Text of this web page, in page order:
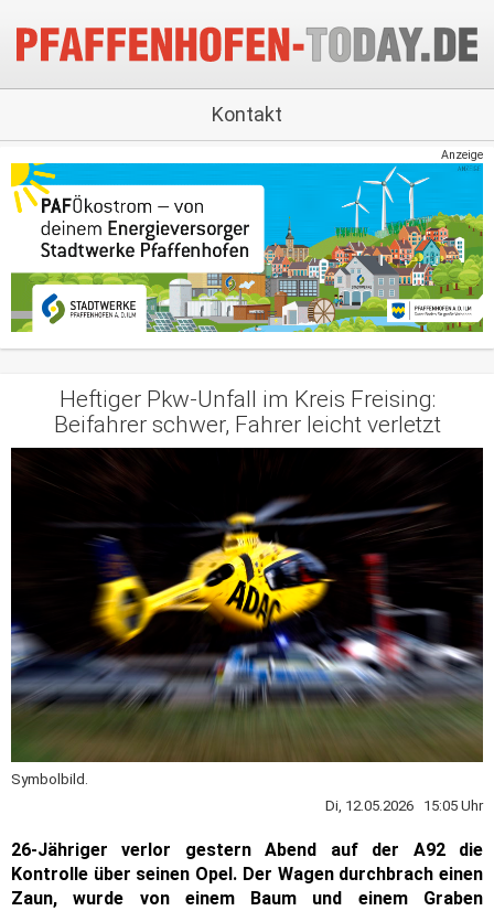
Kontakt
Anzeige
Heftiger Pkw-Unfall im Kreis Freising:
Beifahrer schwer, Fahrer leicht verletzt
Symbolbild.
Di, 12.05.2026 15:05 Uhr
26-Jähriger verlor gestern Abend auf der A92 die
Kontrolle über seinen Opel. Der Wagen durchbrach einen
Zaun, wurde von einem Baum und einem Graben